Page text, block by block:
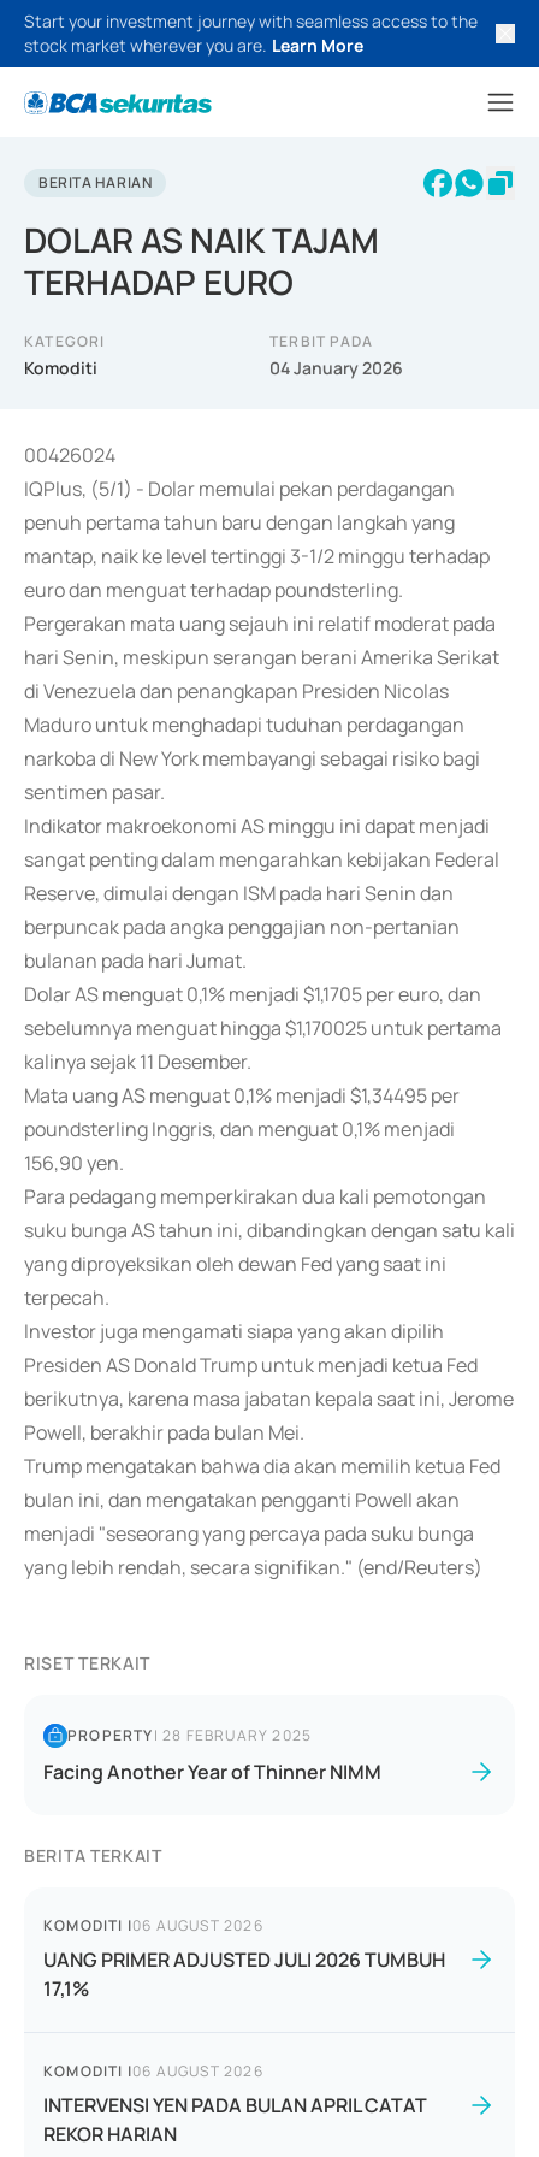
Start your investment journey with seamless access to the
stock market wherever you are. Learn More
BERITA HARIAN
DOLAR AS NAIK TAJAM
TERHADAP EURO
KATEGORI
Komoditi
TERBIT PADA
04 January 2026
00426024
IQPlus, (5/1) - Dolar memulai pekan perdagangan
penuh pertama tahun baru dengan langkah yang
mantap, naik ke level tertinggi 3-1/2 minggu terhadap
euro dan menguat terhadap poundsterling.
Pergerakan mata uang sejauh ini relatif moderat pada
hari Senin, meskipun serangan berani Amerika Serikat
di Venezuela dan penangkapan Presiden Nicolas
Maduro untuk menghadapi tuduhan perdagangan
narkoba di New York membayangi sebagai risiko bagi
sentimen pasar.
Indikator makroekonomi AS minggu ini dapat menjadi
sangat penting dalam mengarahkan kebijakan Federal
Reserve, dimulai dengan ISM pada hari Senin dan
berpuncak pada angka penggajian non-pertanian
bulanan pada hari Jumat.
Dolar AS menguat 0,1% menjadi $1,1705 per euro, dan
sebelumnya menguat hingga $1,170025 untuk pertama
kalinya sejak 11 Desember.
Mata uang AS menguat 0,1% menjadi $1,34495 per
poundsterling Inggris, dan menguat 0,1% menjadi
156,90 yen.
Para pedagang memperkirakan dua kali pemotongan
suku bunga AS tahun ini, dibandingkan dengan satu kali
yang diproyeksikan oleh dewan Fed yang saat ini
terpecah.
Investor juga mengamati siapa yang akan dipilih
Presiden AS Donald Trump untuk menjadi ketua Fed
berikutnya, karena masa jabatan kepala saat ini, Jerome
Powell, berakhir pada bulan Mei.
Trump mengatakan bahwa dia akan memilih ketua Fed
bulan ini, dan mengatakan pengganti Powell akan
menjadi "seseorang yang percaya pada suku bunga
yang lebih rendah, secara signifikan." (end/Reuters)
RISET TERKAIT
PROPERTY|28 FEBRUARY 2025
Facing Another Year of Thinner NIMM
BERITA TERKAIT
KOMODITI |06 AUGUST 2026
UANG PRIMER ADJUSTED JULI 2026 TUMBUH
17,1%
KOMODITI |06 AUGUST 2026
INTERVENSI YEN PADA BULAN APRIL CATAT
REKOR HARIAN